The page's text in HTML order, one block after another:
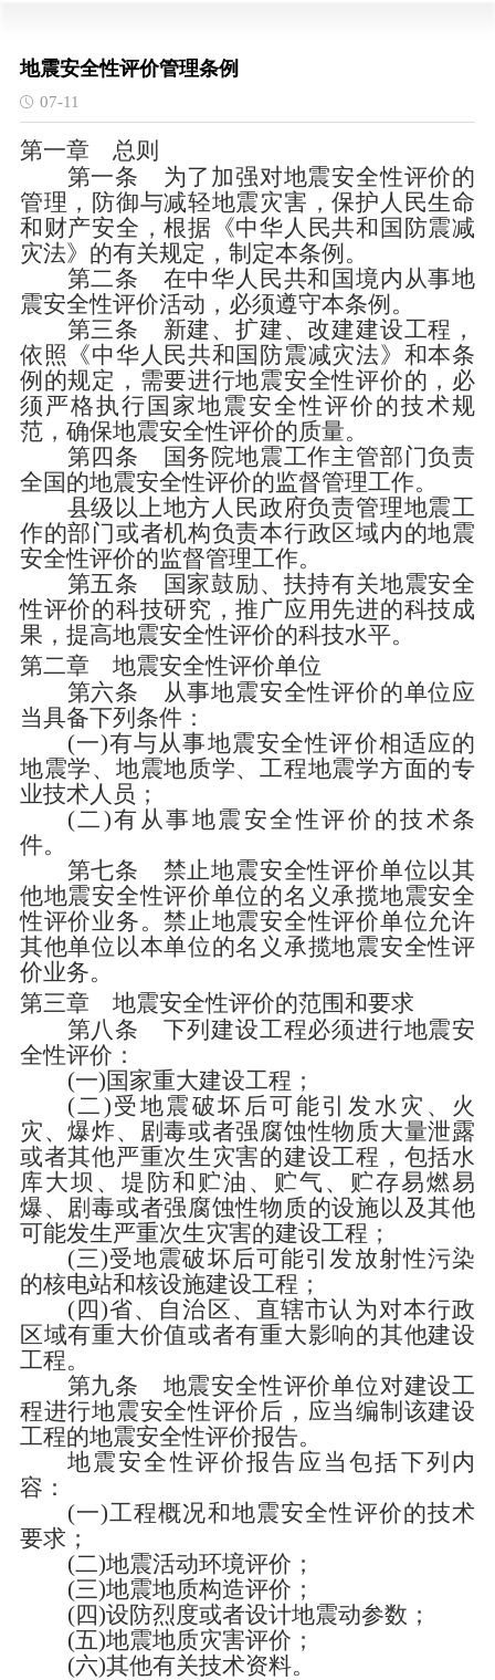
地震安全性评价管理条例
07-11
第一章 总则
第一条 为了加强对地震安全性评价的
管理，防御与减轻地震灾害，保护人民生命
和财产安全，根据《中华人民共和国防震减
灾法》的有关规定，制定本条例。
第二条 在中华人民共和国境内从事地
震安全性评价活动，必须遵守本条例。
第三条 新建、扩建、改建建设工程，
依照《中华人民共和国防震减灾法》和本条
例的规定，需要进行地震安全性评价的，必
须严格执行国家地震安全性评价的技术规
范，确保地震安全性评价的质量。
第四条 国务院地震工作主管部门负责
全国的地震安全性评价的监督管理工作。
县级以上地方人民政府负责管理地震工
作的部门或者机构负责本行政区域内的地震
安全性评价的监督管理工作。
第五条 国家鼓励、扶持有关地震安全
性评价的科技研究，推广应用先进的科技成
果，提高地震安全性评价的科技水平。
第二章 地震安全性评价单位
第六条 从事地震安全性评价的单位应
当具备下列条件：
(一)有与从事地震安全性评价相适应的
地震学、地震地质学、工程地震学方面的专
业技术人员；
(二)有从事地震安全性评价的技术条
件。
第七条 禁止地震安全性评价单位以其
他地震安全性评价单位的名义承揽地震安全
性评价业务。禁止地震安全性评价单位允许
其他单位以本单位的名义承揽地震安全性评
价业务。
第三章 地震安全性评价的范围和要求
第八条 下列建设工程必须进行地震安
全性评价：
(一)国家重大建设工程；
(二)受地震破坏后可能引发水灾、火
灾、爆炸、剧毒或者强腐蚀性物质大量泄露
或者其他严重次生灾害的建设工程，包括水
库大坝、堤防和贮油、贮气、贮存易燃易
爆、剧毒或者强腐蚀性物质的设施以及其他
可能发生严重次生灾害的建设工程；
(三)受地震破坏后可能引发放射性污染
的核电站和核设施建设工程；
(四)省、自治区、直辖市认为对本行政
区域有重大价值或者有重大影响的其他建设
工程。
第九条 地震安全性评价单位对建设工
程进行地震安全性评价后，应当编制该建设
工程的地震安全性评价报告。
地震安全性评价报告应当包括下列内
容：
(一)工程概况和地震安全性评价的技术
要求；
(二)地震活动环境评价；
(三)地震地质构造评价；
(四)设防烈度或者设计地震动参数；
(五)地震地质灾害评价；
(六)其他有关技术资料。